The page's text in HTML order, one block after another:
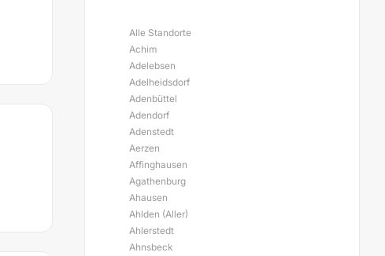
Alle Standorte
Achim
Adelebsen
Adelheidsdorf
Adenbüttel
Adendorf
Adenstedt
Aerzen
Affinghausen
Agathenburg
Ahausen
Ahlden (Aller)
Ahlerstedt
Ahnsbeck